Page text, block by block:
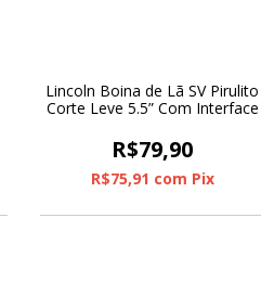
Lincoln Boina de Lã SV Pirulito
Corte Leve 5.5” Com Interface
R$79,90
R$75,91 com Pix